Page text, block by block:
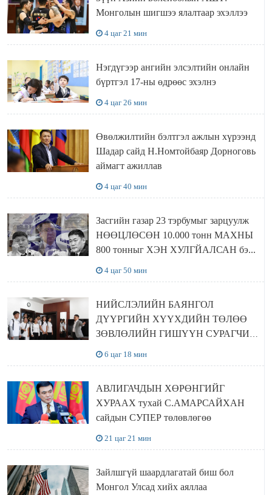
Монголын шигшээ ялалтаар эхэллээ
4 цаг 21 мин
Нэгдүгээр ангийн элсэлтийн онлайн
бүртгэл 17-ны өдрөөс эхэлнэ
4 цаг 26 мин
Өвөлжилтийн бэлтгэл ажлын хүрээнд
Шадар сайд Н.Номтойбаяр Дорноговь
аймагт ажиллав
4 цаг 40 мин
Засгийн газар 23 тэрбумыг зарцуулж
НӨӨЦЛӨСӨН 10.000 тонн МАХНЫ
800 тонныг ХЭН ХУЛГЙАЛСАН бэ...
4 цаг 50 мин
НИЙСЛЭЛИЙН БАЯНГОЛ
ДҮҮРГИЙН ХҮҮХДИЙН ТӨЛӨӨ
ЗӨВЛӨЛИЙН ГИШҮҮН СУРАГЧИД
6 цаг 18 мин
АВЛИГАЧДЫН ХӨРӨНГИЙГ
ХУРААХ тухай С.АМАРСАЙХАН
сайдын СУПЕР төлөвлөгөө
21 цаг 21 мин
Зайлшгүй шаардлагатай биш бол
Монгол Улсад хийх аяллаа